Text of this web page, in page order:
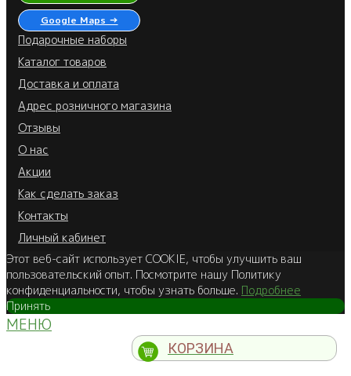
Google Maps →
Подарочные наборы
Каталог товаров
Доставка и оплата
Адрес розничного магазина
Отзывы
О нас
Акции
Как сделать заказ
Контакты
Личный кабинет
Этот веб-сайт использует COOKIE, чтобы улучшить ваш
пользовательский опыт. Посмотрите нашу Политику
конфиденциальности, чтобы узнать больше. Подробнее
Принять
МЕНЮ
КОРЗИНА